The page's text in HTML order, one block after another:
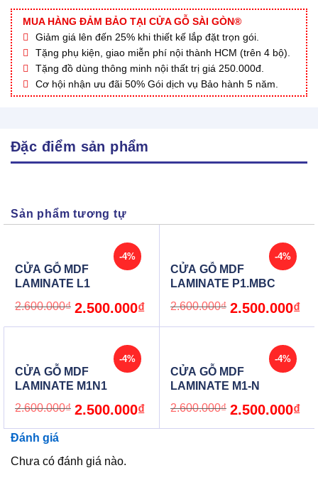
MUA HÀNG ĐẢM BẢO TẠI CỬA GỖ SÀI GÒN®
Giảm giá lên đến 25% khi thiết kế lắp đặt trọn gói.
Tặng phụ kiện, giao miễn phí nội thành HCM (trên 4 bộ).
Tặng đồ dùng thông minh nội thất trị giá 250.000đ.
Cơ hội nhận ưu đãi 50% Gói dịch vụ Bảo hành 5 năm.
Đặc điểm sản phẩm
Sản phẩm tương tự
-4%
CỬA GỖ MDF
LAMINATE L1
2.600.000₫ Original
price
2.500.000₫Current
price
-4%
CỬA GỖ MDF
LAMINATE P1.MBC
2.600.000₫ Original
price
2.500.000₫
-4%
CỬA GỖ MDF
LAMINATE M1N1
2.600.000₫ Original
price
2.500.000₫Current
price
-4%
CỬA GỖ MDF
LAMINATE M1-N
2.600.000₫ Original
price
2.500.000₫
Đánh giá
Chưa có đánh giá nào.